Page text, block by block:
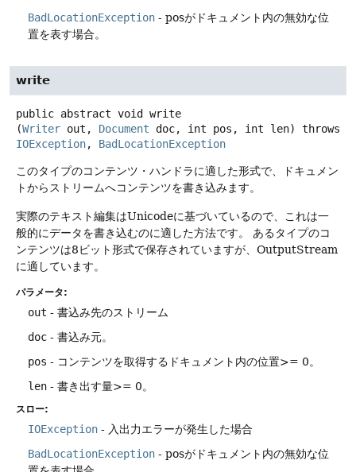
BadLocationException - posがドキュメント内の無効な位
置を表す場合。
write
public abstract void
write
(Writer out, Document doc, int pos, int len)
throws
IOException, BadLocationException
このタイプのコンテンツ・ハンドラに適した形式で、ドキュメン
トからストリームへコンテンツを書き込みます。
実際のテキスト編集はUnicodeに基づいているので、これは一
般的にデータを書き込むのに適した方法です。
あるタイプのコ
ンテンツは8ビット形式で保存されていますが、OutputStream
に適しています。
パラメータ:
out - 書込み先のストリーム
doc - 書込み元。
pos - コンテンツを取得するドキュメント内の位置>= 0。
len - 書き出す量>= 0。
スロー:
IOException - 入出力エラーが発生した場合
BadLocationException - posがドキュメント内の無効な位